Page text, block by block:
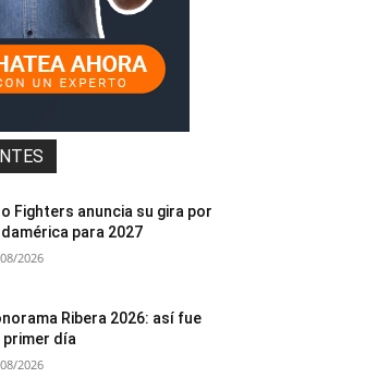
Fighters anuncia su gira por
para 2027
2026
Ribera 2026: así fue
primer día
2026